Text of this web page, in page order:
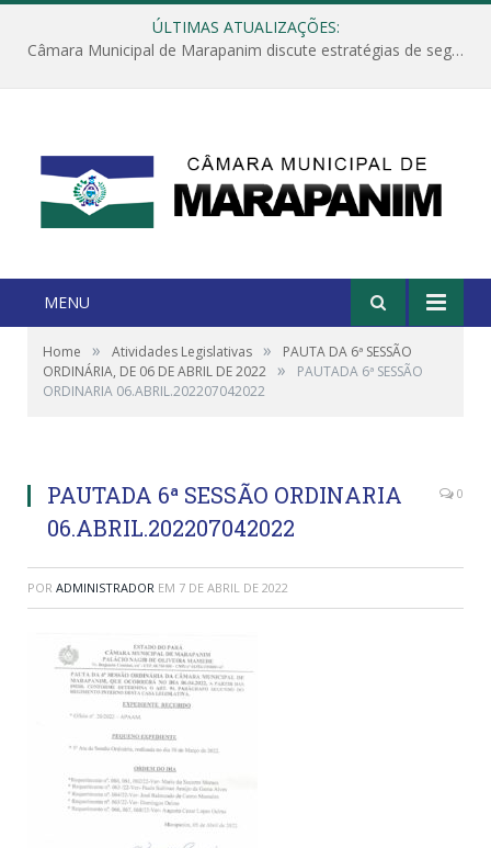
ÚLTIMAS ATUALIZAÇÕES:
Câmara Municipal de Marapanim discute estratégias de segurança com autoridades e poder executivo
MENU
Home » Atividades Legislativas »
PAUTA DA 6ª SESSÃO
ORDINÁRIA, DE 06 DE ABRIL DE 2022 »
PAUTADA 6ª SESSÃO
ORDINARIA 06.ABRIL.202207042022
PAUTADA 6ª SESSÃO ORDINARIA
06.ABRIL.202207042022
0
POR ADMINISTRADOR EM 7 DE ABRIL DE 2022